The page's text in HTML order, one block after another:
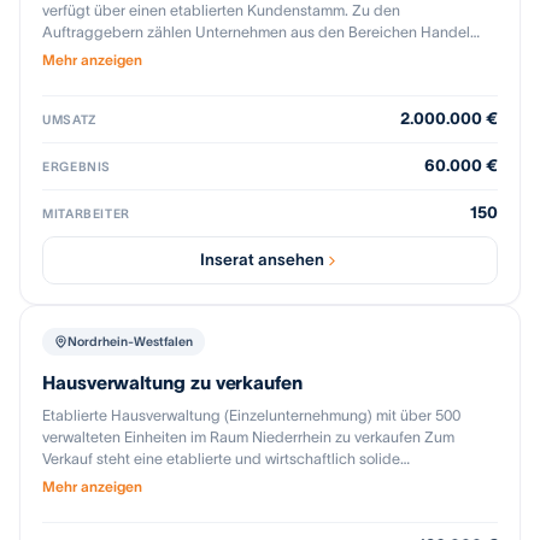
verfügt über einen etablierten Kundenstamm. Zu den
Auftraggebern zählen Unternehmen aus den Bereichen Handel
und Industrie sowie Kommunen. Die Kundenbasis umfasst
Geschäftstätigkeit.
Mehr anzeigen
UMSATZ 2.000.000 €
ERGEBNIS 60.000 €
MITARBEITER 150
Inserat ansehen
Nordrhein-Westfalen
Hausverwaltung zu verkaufen
Etablierte Hausverwaltung (Einzelunternehmung) mit über 500
verwalteten Einheiten im Raum Niederrhein zu verkaufen Zum
Verkauf steht eine etablierte und wirtschaftlich solide
Hausverwaltung mit einem langfristig aufgebauten
Mehr anzeigen